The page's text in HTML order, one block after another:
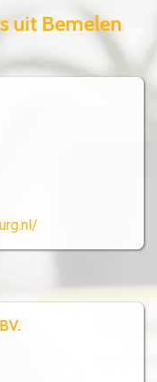
uit Bemelen